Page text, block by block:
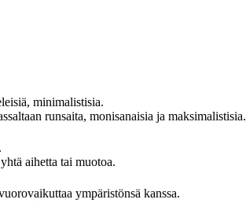
minimalistisia.
runsaita, monisanaisia ja maksimalistisia.
aihetta tai muotoa.
ympäristönsä kanssa.